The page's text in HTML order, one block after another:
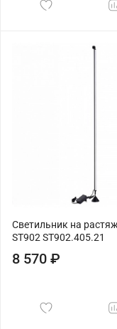
Светильник на
ST902 ST902.405.21
8 570 ₽